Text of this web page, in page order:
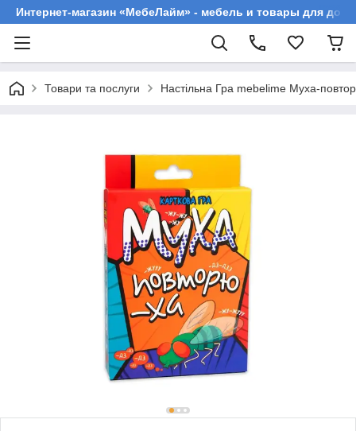
Интернет-магазин «МебеЛайм» - мебель и товары для
Товари та послуги Настільна Гра mebelime Муха-